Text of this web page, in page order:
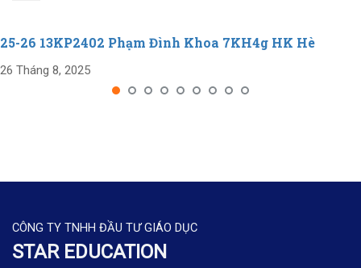
25-26 13KP2402 Phạm Đình Khoa 7KH4g HK Hè
26 Tháng 8, 2025
CÔNG TY TNHH ĐẦU TƯ GIÁO DỤC
STAR EDUCATION